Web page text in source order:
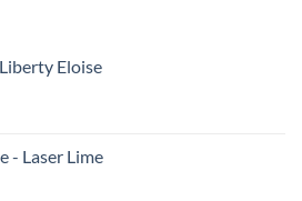
Eloise
- Laser Lime